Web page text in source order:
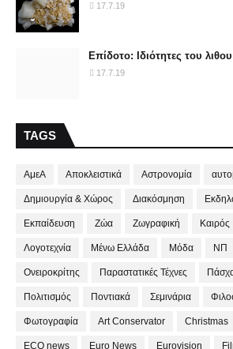
17.7.19
Επίδοτο: Ιδιότητες του λιθου
17.7.19
TAGS
ΑμεΑ Αποκλειστικά Αστρονομία
Δημιουργία & Χώρος Διακόσμηση
Εκπαίδευση Ζώα Ζωγραφική Καιρός
Λογοτεχνία Μένω Ελλάδα Μόδα ΝΠ
Ονειροκρίτης Παραστατικές Τέχνες
Πολιτισμός Ποντιακά Σεμινάρια
Φωτογραφία Art Conservator Christmas
ECO news Euro News Eurovision